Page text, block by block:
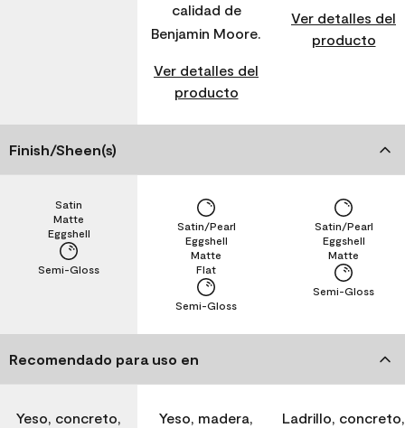
calidad de
Benjamin Moore.
Ver detalles del
producto
Ver detalles del
producto
Finish/Sheen(s)
Semi-Gloss
Eggshell
Matte
Satin
Semi-Gloss
Flat
Matte
Eggshell
Satin/Pearl
Semi-Gloss
Matte
Eggshell
Satin/Pearl
Recomendado para uso en
Yeso, concreto,
Yeso, madera,
Ladrillo, concreto,